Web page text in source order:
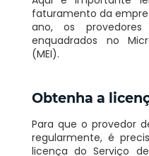
faturamento da
ano, os
enquadrados no
(MEI).
Obtenha a
Para que o provedor
regularmente, é
licença do Serviço